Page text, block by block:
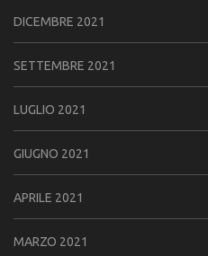
DICEMBRE 2021
SETTEMBRE 2021
LUGLIO 2021
GIUGNO 2021
APRILE 2021
MARZO 2021